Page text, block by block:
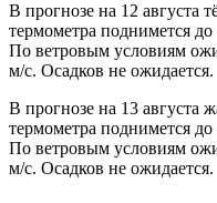
В прогнозе на 12 августа
термометра поднимется
По ветровым условиям
м/с. Осадков не ожидается.
В прогнозе на 13 августа
термометра поднимется
По ветровым условиям
м/с. Осадков не ожидается.